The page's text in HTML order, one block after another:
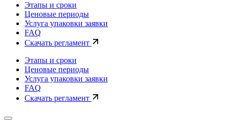
Этапы и сроки
Ценовые периоды
Услуга упаковки заявки
FAQ
Скачать регламент
Этапы и сроки
Ценовые периоды
Услуга упаковки заявки
FAQ
Скачать регламент